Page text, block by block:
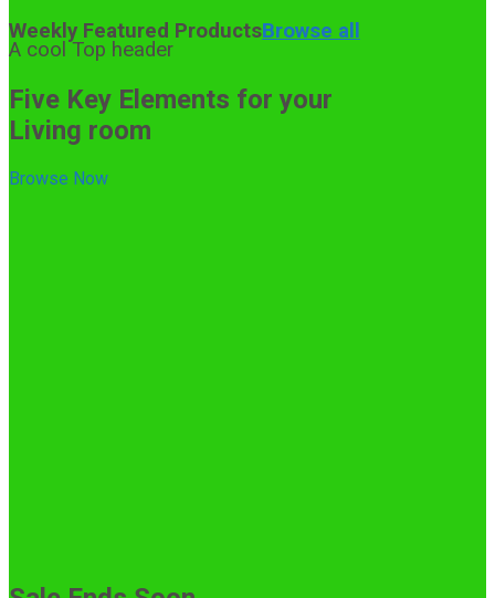
A cool Top header
Five Key Elements for your
Living room
Browse Now
là:
38.000.000 ₫.
tại
Weekly Featured ProductsBrowse all